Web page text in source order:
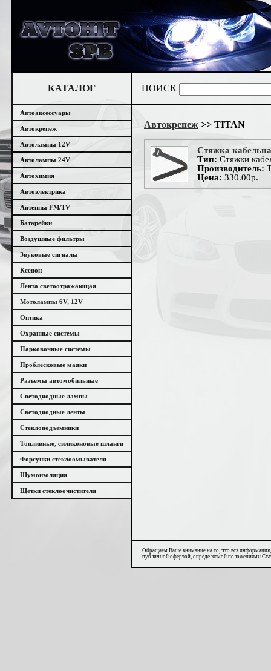
КАТАЛОГ
Автоаксессуары
Автокрепеж
Автолампы 12V
Автолампы 24V
Автохимия
Автоэлектрика
Антенны FM/TV
Батарейки
Воздушные фильтры
Звуковые сигналы
Ксенон
Лента светоотражающая
Мотолампы 6V, 12V
Оптика
Охранные системы
Парковочные системы
Проблесковые маяки
Разъемы автомобильные
Светодиодные лампы
Светодиодные ленты
Стеклоподъемники
Топливные, силиконовые шланги
Форсунки стеклоомывателя
Шумоизоляция
Щетки стеклоочистителя
ПОИСК
Автокрепеж >> TITAN
Стяжка
Тип: Стяжки
Производитель:
Цена: 330.00р.
Обращаем Ваше внимание на то, что вся
публичной офертой, определяемой положениями